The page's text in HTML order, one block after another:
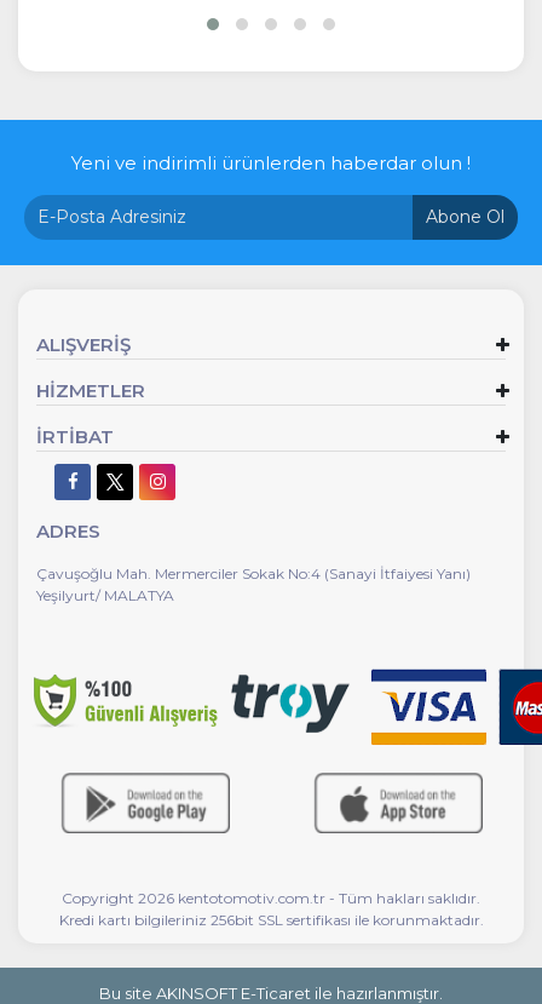
İncele
Yeni ve indirimli ürünlerden haberdar olun !
Abone Ol
ALIŞVERİŞ
HİZMETLER
İRTİBAT
ADRES
Çavuşoğlu Mah. Mermerciler Sokak No:4 (Sanayi İtfaiyesi Yanı)
Yeşilyurt/ MALATYA
Copyright 2026 kentotomotiv.com.tr - Tüm hakları saklıdır.
Kredi kartı bilgileriniz 256bit SSL sertifikası ile korunmaktadır.
Bu site AKINSOFT E-Ticaret ile hazırlanmıştır.